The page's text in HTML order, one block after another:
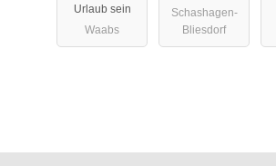
Urlaub sein
Waabs
Schashagen-
Bliesdorf